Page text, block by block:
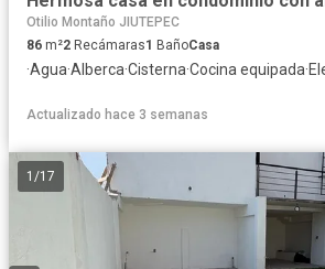
Otilio Montaño JIUTEPEC
86 m²2 Recámaras1 BañoCasa
·Agua·Alberca·Cisterna·Cocina equipada·
Actualizado hace 3 semanas
1 /17